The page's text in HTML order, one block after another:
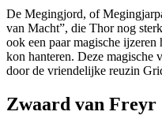
De Megingjord, of
van Macht”, die Thor nog
ook een paar magische
kon hanteren. Deze magische
door de vriendelijke reuzin
Zwaard van Freyr